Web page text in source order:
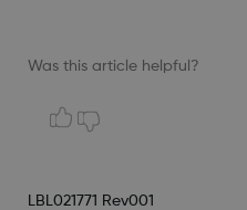
Was this article helpful?
LBL021771 Rev001